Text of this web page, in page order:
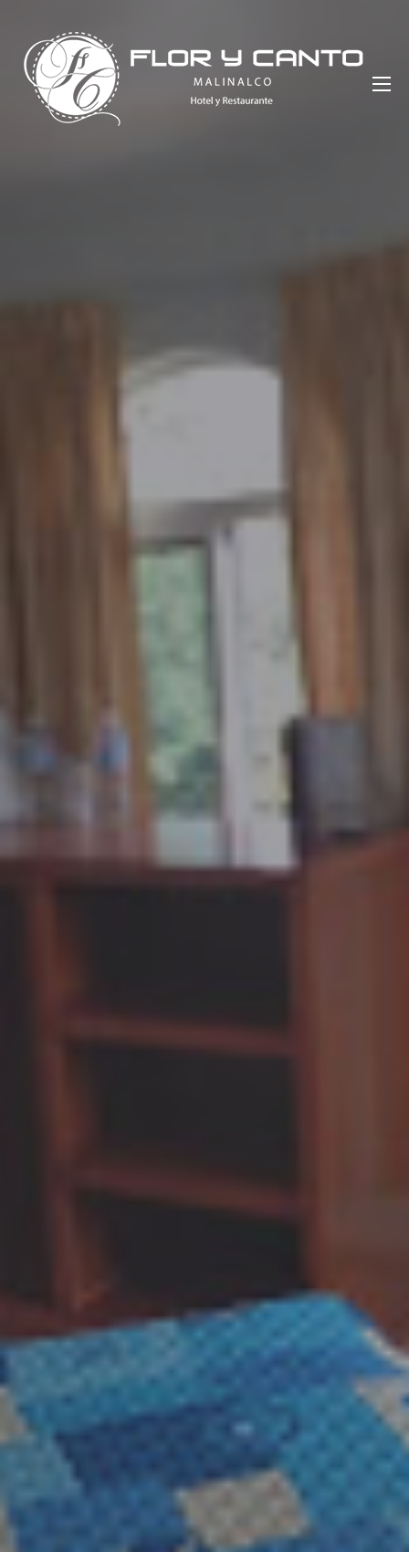
contenido
Hotel Flor y Canto Malinalco